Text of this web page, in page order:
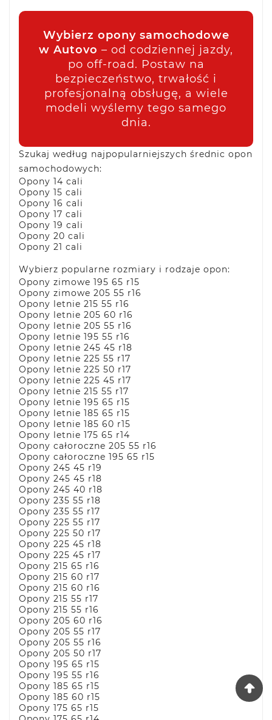
Wybierz opony samochodowe
w Autovo – od codziennej jazdy,
po off-road. Postaw na
bezpieczeństwo, trwałość i
profesjonalną obsługę, a wiele
modeli wyślemy tego samego
dnia.
Szukaj według najpopularniejszych średnic opon
samochodowych:
Opony 14 cali
Opony 15 cali
Opony 16 cali
Opony 17 cali
Opony 19 cali
Opony 20 cali
Opony 21 cali
Wybierz popularne rozmiary i rodzaje opon:
Opony zimowe 195 65 r15
Opony zimowe 205 55 r16
Opony letnie 215 55 r16
Opony letnie 205 60 r16
Opony letnie 205 55 r16
Opony letnie 195 55 r16
Opony letnie 245 45 r18
Opony letnie 225 55 r17
Opony letnie 225 50 r17
Opony letnie 225 45 r17
Opony letnie 215 55 r17
Opony letnie 195 65 r15
Opony letnie 185 65 r15
Opony letnie 185 60 r15
Opony letnie 175 65 r14
Opony całoroczne 205 55 r16
Opony całoroczne 195 65 r15
Opony 245 45 r19
Opony 245 45 r18
Opony 245 40 r18
Opony 235 55 r18
Opony 235 55 r17
Opony 225 55 r17
Opony 225 50 r17
Opony 225 45 r18
Opony 225 45 r17
Opony 215 65 r16
Opony 215 60 r17
Opony 215 60 r16
Opony 215 55 r17
Opony 215 55 r16
Opony 205 60 r16
Opony 205 55 r17
Opony 205 55 r16
Opony 205 50 r17
Opony 195 65 r15
Opony 195 55 r16
Opony 185 65 r15
Opony 185 60 r15
Opony 175 65 r15